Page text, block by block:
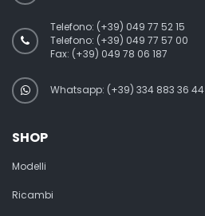
Telefono: (+39) 049 77 52 15
Telefono: (+39) 049 77 57 00
Fax: (+39) 049 78 06 187
Whatsapp: (+39) 334 883 36 44
SHOP
Modelli
Ricambi